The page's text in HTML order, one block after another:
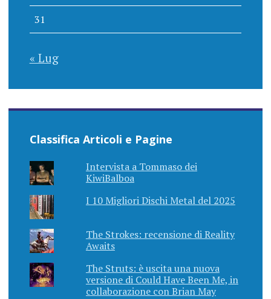
31
« Lug
Classifica Articoli e Pagine
Intervista a Tommaso dei
KiwiBalboa
I 10 Migliori Dischi Metal del 2025
The Strokes: recensione di Reality
Awaits
The Struts: è uscita una nuova
versione di Could Have Been Me, in
collaborazione con Brian May